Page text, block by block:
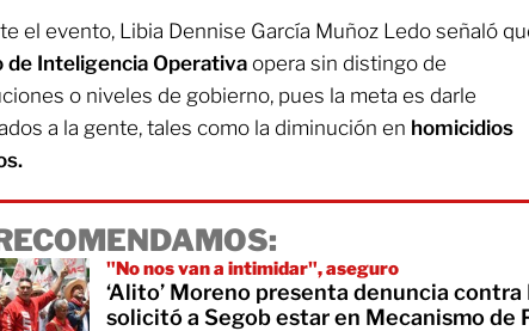
el evento, Libia Dennise García Muñoz Ledo señaló
de Inteligencia Operativa opera sin distingo de
o niveles de gobierno, pues la meta es darle
a la gente, tales como la diminución en homicidios
"No nos van a intimidar", aseguro
‘Alito’ Moreno presenta denuncia contra
solicitó a Segob estar en Mecanismo de